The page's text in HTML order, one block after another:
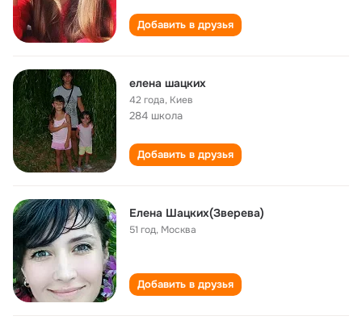
Добавить в друзья
елена шацких
42 года, Киев
284 школа
Добавить в друзья
Елена Шацких(Зверева)
51 год, Москва
Добавить в друзья